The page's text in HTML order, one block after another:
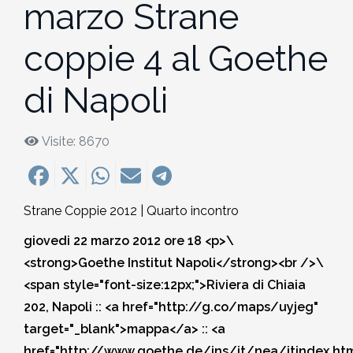
marzo Strane
coppie 4 al Goethe
di Napoli
Visite: 8670
Strane Coppie 2012 | Quarto incontro
giovedi 22 marzo 2012 ore 18 <p>\
<strong>Goethe Institut Napoli</strong><br />\
<span style="font-size:12px;">Riviera di Chiaia
202, Napoli :: <a href="http://g.co/maps/uyjeg"
target="_blank">mappa</a> :: <a
MEDITAZIONE E CRESCITA PERSONALE
POESIA
2018-2019
2017-2018
2016-2017
2015-2016
2013-2014
2012-2013
2011-2012
Montesano, Quirante, Pesaro
6. Bufalino, Nafisi, Attanasio,
7. Georgi Gospodinov
Quirante Rives
6. Bonanni, Sarraute, Lippolis,
Petrignani
Sebregondi
Storia: 2017
Storia: 2014
Storia: 2013
Storia: 2012
Storia: 2011
Storia: 2009